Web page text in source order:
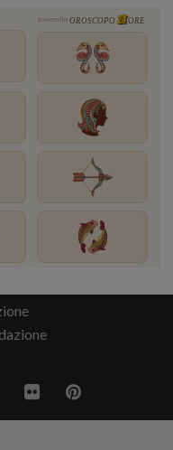
powered by OROSCOPO ORE